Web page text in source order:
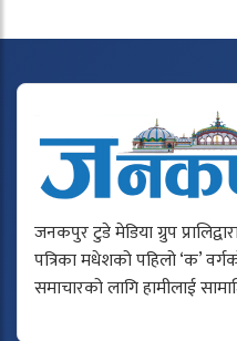
जनकपुर टुडे मेडिया ग्रुप
पत्रिका मधेशको पहिलो ‘क’
समाचारको लागि हामीलाई